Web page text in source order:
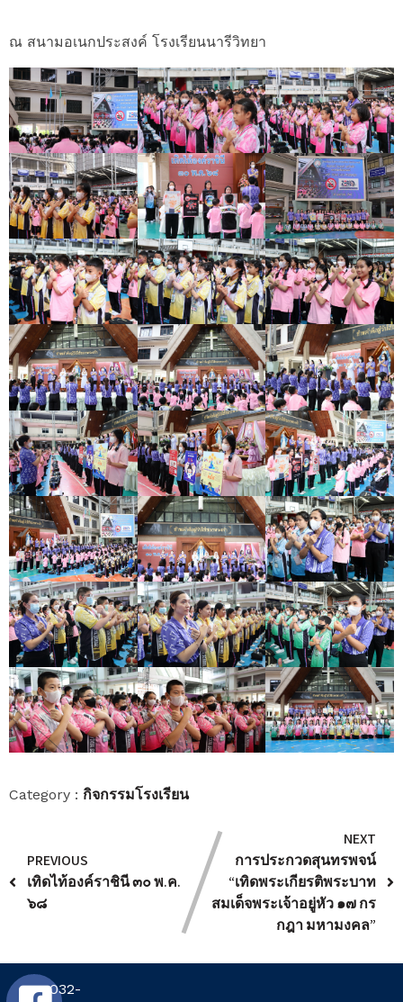
ณ สนามอเนกประสงค์ โรงเรียนนารีวิทยา
Category : กิจกรรมโรงเรียน
PREVIOUS
เทิดไท้องค์ราชินี ๓๐ พ.ค.
๖๘
NEXT
การประกวดสุนทรพจน์
“เทิดพระเกียรติพระบาท
สมเด็จพระเจ้าอยู่หัว ๑๗ กร
กฎา มหามงคล”
032-